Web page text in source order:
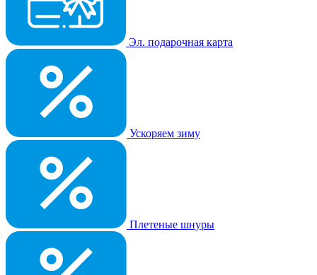
Эл. подарочная карта
Ускоряем зиму
Плетеные шнуры